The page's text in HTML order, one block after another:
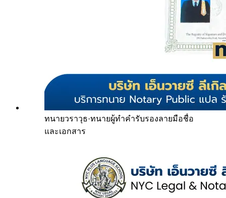
ทนายวราวุธ·ทนายผู้ทำคำรับรองลายมือชื่อ
และเอกสาร